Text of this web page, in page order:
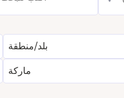
بلد/منطقة
ماركة